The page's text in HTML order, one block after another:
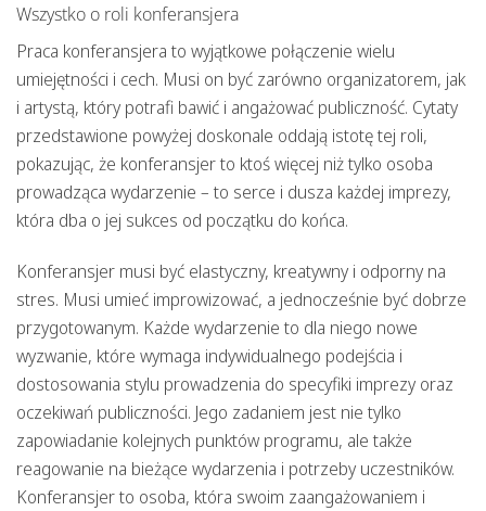
Wszystko o roli konferansjera
Praca konferansjera to wyjątkowe połączenie wielu
umiejętności i cech. Musi on być zarówno organizatorem, jak
i artystą, który potrafi bawić i angażować publiczność. Cytaty
przedstawione powyżej doskonale oddają istotę tej roli,
pokazując, że konferansjer to ktoś więcej niż tylko osoba
prowadząca wydarzenie – to serce i dusza każdej imprezy,
która dba o jej sukces od początku do końca.
Konferansjer musi być elastyczny, kreatywny i odporny na
stres. Musi umieć improwizować, a jednocześnie być dobrze
przygotowanym. Każde wydarzenie to dla niego nowe
wyzwanie, które wymaga indywidualnego podejścia i
dostosowania stylu prowadzenia do specyfiki imprezy oraz
oczekiwań publiczności. Jego zadaniem jest nie tylko
zapowiadanie kolejnych punktów programu, ale także
reagowanie na bieżące wydarzenia i potrzeby uczestników.
Konferansjer to osoba, która swoim zaangażowaniem i